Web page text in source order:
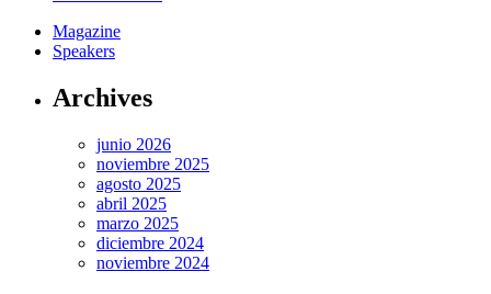
Magazine
Speakers
Archives
junio 2026
noviembre 2025
agosto 2025
abril 2025
marzo 2025
diciembre 2024
noviembre 2024